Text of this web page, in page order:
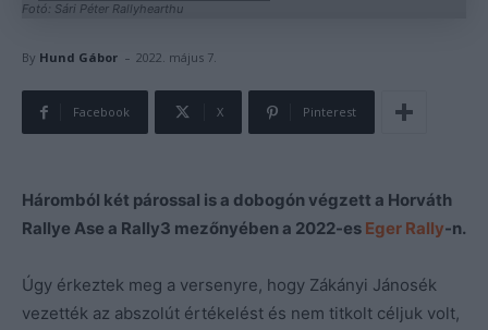
Fotó: Sári Péter Rallyhearthu
By Hund Gábor - 2022. május 7.
Facebook X Pinterest
Háromból két párossal is a dobogón végzett a Horváth
Rallye Ase a Rally3 mezőnyében a 2022-es Eger Rally-n.
Úgy érkeztek meg a versenyre, hogy Zákányi Jánosék
vezették az abszolút értékelést és nem titkolt céljuk volt,